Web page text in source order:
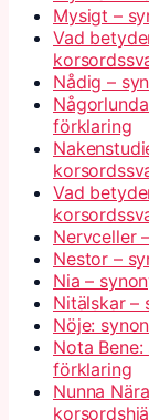
Mysigt –
Vad
Nådig –
förklaring
Vad
Nervceller
Nestor –
Nia –
Nitälskar –
Nöje:
Nota
förklaring
Nunna